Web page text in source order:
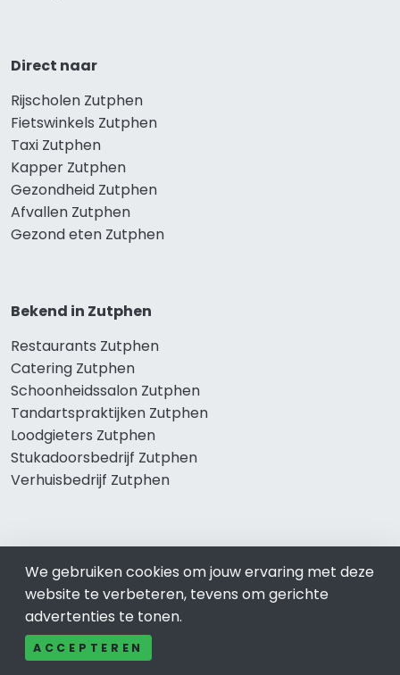
Direct naar
Rijscholen Zutphen
Fietswinkels Zutphen
Taxi Zutphen
Kapper Zutphen
Gezondheid Zutphen
Afvallen Zutphen
Gezond eten Zutphen
Bekend in Zutphen
Restaurants Zutphen
Catering Zutphen
Schoonheidssalon Zutphen
Tandartspraktijken Zutphen
Loodgieters Zutphen
Stukadoorsbedrijf Zutphen
Verhuisbedrijf Zutphen
Winkelen Zutphen
Meubel-Woonwinkel Zutphen
Appartementen- en Kamerverhuur Zutphen
Camping Zutphen
We gebruiken cookies om jouw ervaring met deze
website te verbeteren, tevens om gerichte
advertenties te tonen.
ACCEPTEREN